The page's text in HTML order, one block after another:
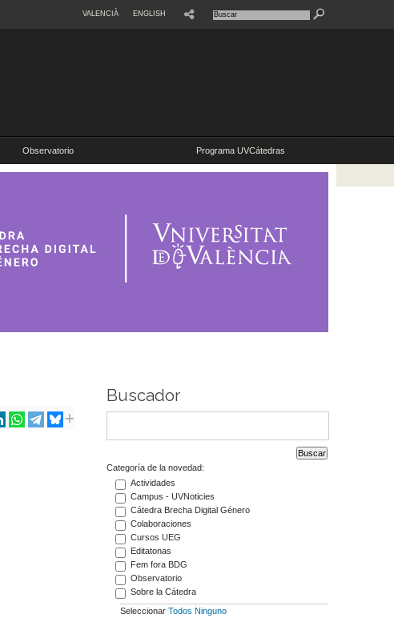
VALENCIÀ ENGLISH
Observatorio Programa UVCátedras
Buscador
Categoría de la novedad:
Actividades
Campus - UVNoticies
Cátedra Brecha Digital Género
Colaboraciones
Cursos UEG
Editatonas
Fem fora BDG
Observatorio
Sobre la Cátedra
Seleccionar Todos Ninguno